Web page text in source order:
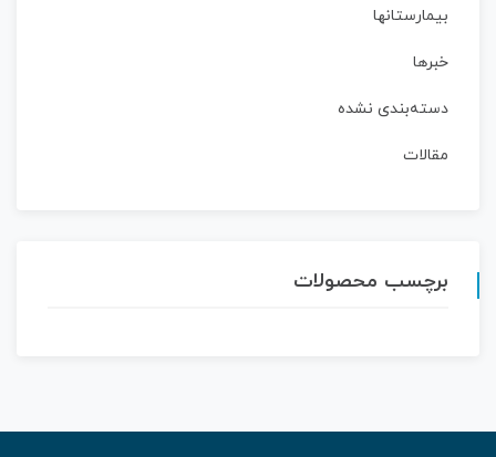
بیمارستانها
خبرها
دسته‌بندی نشده
مقالات
برچسب محصولات